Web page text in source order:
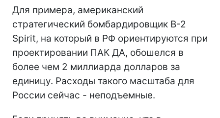
Для примера, американский
стратегический бомбардировщик B-2
Spirit, на который в РФ ориентируются при
проектировании ПАК ДА, обошелся в
более чем 2 миллиарда долларов за
единицу. Расходы такого масштаба для
России сейчас - неподъемные.